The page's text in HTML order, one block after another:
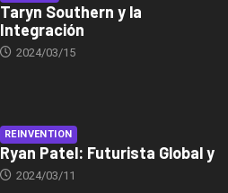
Taryn Southern y la
Integración
2024/03/15
REINVENTION
Ryan Patel: Futurista Global y
2024/03/11